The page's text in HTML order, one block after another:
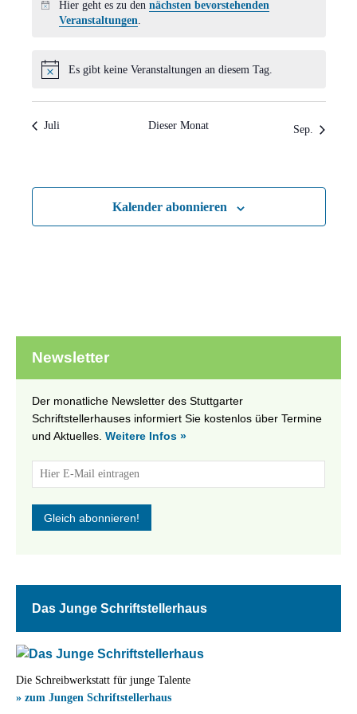
Hinweis
Hier geht es zu den nächsten bevorstehenden
Veranstaltungen.
Hinweis
Es gibt keine Veranstaltungen an diesem Tag.
Juli Dieser Monat Sep.
Kalender abonnieren
Newsletter
Der monatliche Newsletter des Stuttgarter
Schriftstellerhauses informiert Sie kostenlos über Termine
und Aktuelles. Weitere Infos »
Das Junge Schriftstellerhaus
Die Schreibwerkstatt für junge Talente
» zum Jungen Schriftstellerhaus